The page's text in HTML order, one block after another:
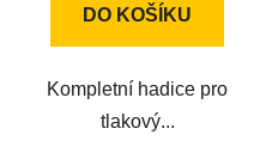
DO KOŠÍKU
Kompletní hadice pro
tlakový...